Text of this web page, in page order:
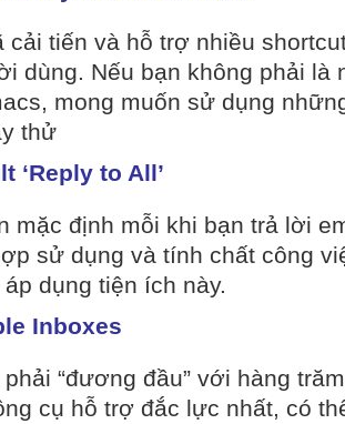
cải tiến và hỗ trợ nhiều
dùng. Nếu bạn không phải là
mong muốn sử dụng
thử
‘Reply to All’
mặc định mỗi khi bạn trả lời
sử dụng và tính chất công
dụng tiện ích này.
Inboxes
“đương đầu” với hàng
cụ hỗ trợ đắc lực nhất, có